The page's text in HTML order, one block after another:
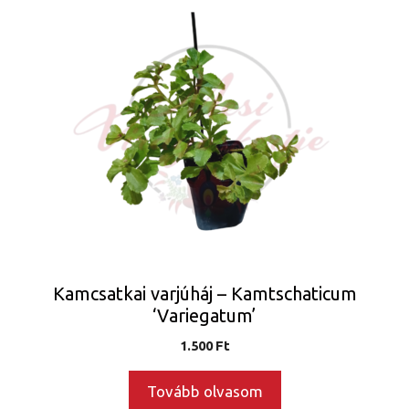
Kamcsatkai varjúháj – Kamtschaticum
‘Variegatum’
1.500Ft
Tovább olvasom